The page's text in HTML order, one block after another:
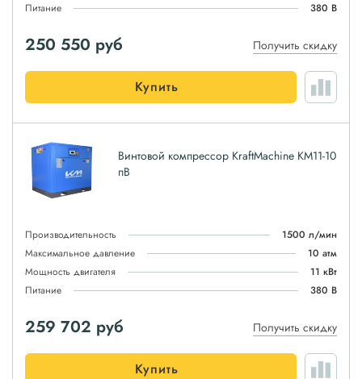
Питание
380 В
250 550 руб Получить скидку
Купить
Винтовой компрессор KraftMachine KM11-10
пВ
Производительность
1500 л/мин
Максимальное давление
10 атм
Мощность двигателя
11 кВт
Питание
380 В
259 702 руб Получить скидку
Купить